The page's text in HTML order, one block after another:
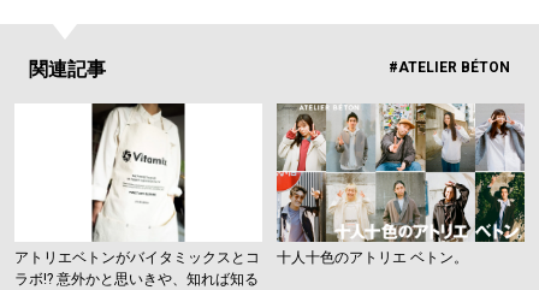
関連記事 #ATELIER BÉTON
アトリエベトンがバイタミックスとコ
ラボ!? 意外かと思いきや、知れば知る
十人十色のアトリエ ベトン。